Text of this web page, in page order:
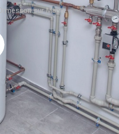
sur Marne